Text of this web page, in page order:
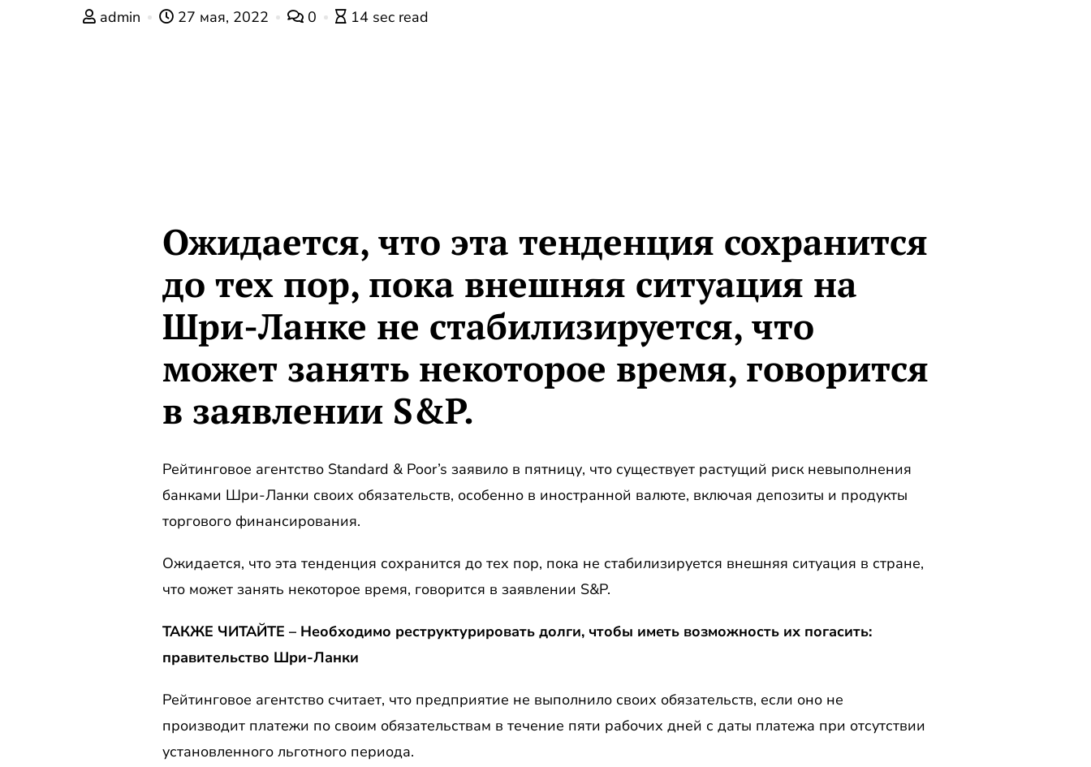
admin 27 мая, 2022 0 14 sec read
Ожидается, что эта тенденция сохранится
до тех пор, пока внешняя ситуация на
Шри-Ланке не стабилизируется, что
может занять некоторое время, говорится
в заявлении S&P.
Рейтинговое агентство Standard & Poor’s заявило в пятницу, что существует растущий риск невыполнения
банками Шри-Ланки своих обязательств, особенно в иностранной валюте, включая депозиты и продукты
торгового финансирования.
Ожидается, что эта тенденция сохранится до тех пор, пока не стабилизируется внешняя ситуация в стране,
что может занять некоторое время, говорится в заявлении S&P.
ТАКЖЕ ЧИТАЙТЕ – Необходимо реструктурировать долги, чтобы иметь возможность их погасить:
правительство Шри-Ланки
Рейтинговое агентство считает, что предприятие не выполнило своих обязательств, если оно не
производит платежи по своим обязательствам в течение пяти рабочих дней с даты платежа при отсутствии
установленного льготного периода.